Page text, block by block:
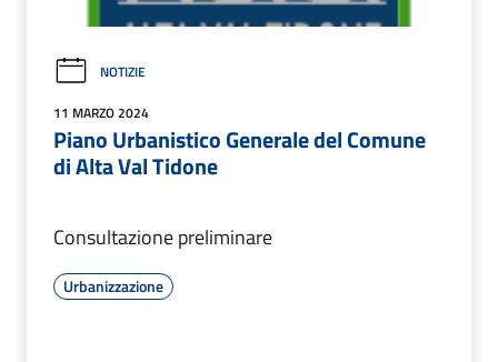
NOTIZIE
11 MARZO 2024
Piano Urbanistico Generale del Comune
di Alta Val Tidone
Consultazione preliminare
Urbanizzazione